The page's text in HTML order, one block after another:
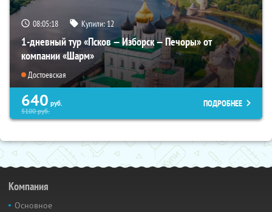
08:05:17 Купили:12
1-дневный тур «Псков — Изборск — Печоры» от
компании «Шарм»
Достоевская
640 руб.
5100руб.
ПОДРОБНЕЕ
Компания
Основное